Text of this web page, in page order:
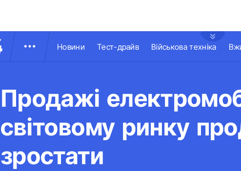
Новини Тест-драйв Військова техніка
Продажі
світовому ринку
зростати